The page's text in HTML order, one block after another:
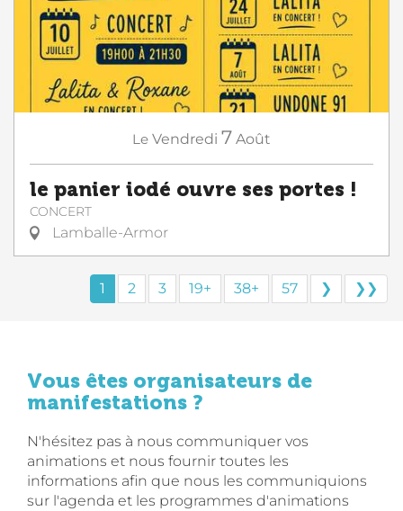
Le Vendredi 7 Août
le panier iodé ouvre ses portes !
CONCERT
Lamballe-Armor
1 2 3 19+ 38+ 57 ❯ ❯❯
Vous êtes organisateurs de
manifestations ?
N'hésitez pas à nous communiquer vos
animations et nous fournir toutes les
informations afin que nous les communiquions
sur l'agenda et les programmes d'animations